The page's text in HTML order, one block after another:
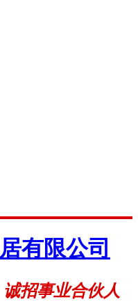
诚招事业合伙人